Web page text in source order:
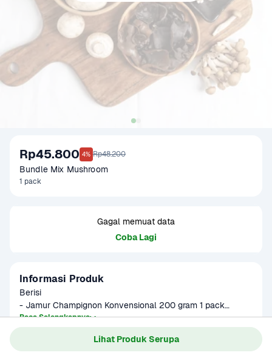
Lihat Produk Serupa
Rp45.800 4% Rp48.200
Bundle Mix Mushroom
1 pack
Gagal memuat data
Coba Lagi
Informasi Produk
Berisi
- Jamur Champignon Konvensional 200 gram 1 pack
- Jamur Enoki Impor 1 pack
- Jamur Shimeji Coklat Impor 1 pack
- Jamur Kuping Konvensional 1 pack
Baca Selengkapnya